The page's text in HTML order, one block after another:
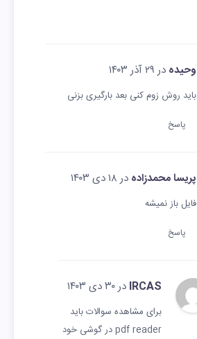
وحیده در ۲۹ آذر ۱۴۰۳
باید روش زوم کنی بعد بارگیری بزنی
پاسخ
پریسا محمدزاده در ۱۸ دی ۱۴۰۳
فایل باز نمیشه
پاسخ
IRCAS در ۳۰ دی ۱۴۰۳
برای مشاهده سوالات باید
pdf reader در گوشی خود